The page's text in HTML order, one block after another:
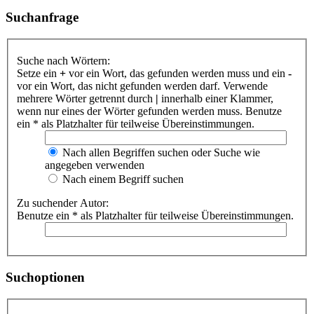
Suchanfrage
Suche nach Wörtern:
Setze ein + vor ein Wort, das gefunden werden muss und ein -
vor ein Wort, das nicht gefunden werden darf. Verwende
mehrere Wörter getrennt durch | innerhalb einer Klammer,
wenn nur eines der Wörter gefunden werden muss. Benutze
ein * als Platzhalter für teilweise Übereinstimmungen.
Nach allen Begriffen suchen oder Suche wie
angegeben verwenden
Nach einem Begriff suchen
Zu suchender Autor:
Benutze ein * als Platzhalter für teilweise Übereinstimmungen.
Suchoptionen